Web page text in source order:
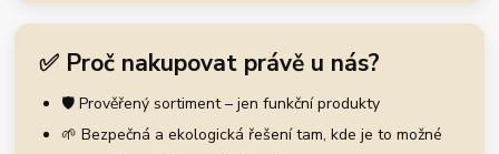
✅ Proč nakupovat právě u nás?
🛡️ Prověřený sortiment – jen funkční produkty
🌱 Bezpečná a ekologická řešení tam, kde je to možné